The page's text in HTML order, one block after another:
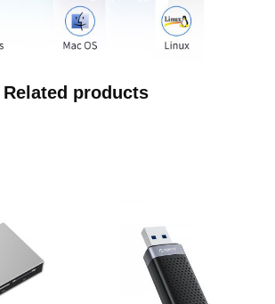
Related products